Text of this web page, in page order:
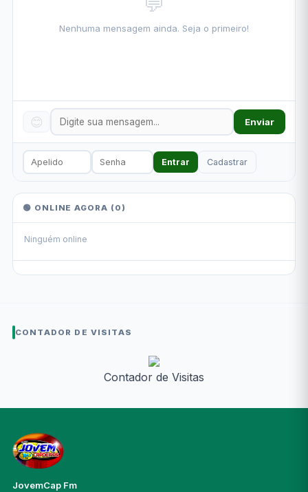
Nenhuma mensagem ainda. Seja o primeiro!
😊 Enviar
Entrar Cadastrar
🟢 ONLINE AGORA ( 0 )
Ninguém online
CONTADOR DE VISITAS
Contador de Visitas
JovemCap Fm